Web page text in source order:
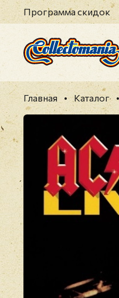
Программа скидок
Главная Каталог